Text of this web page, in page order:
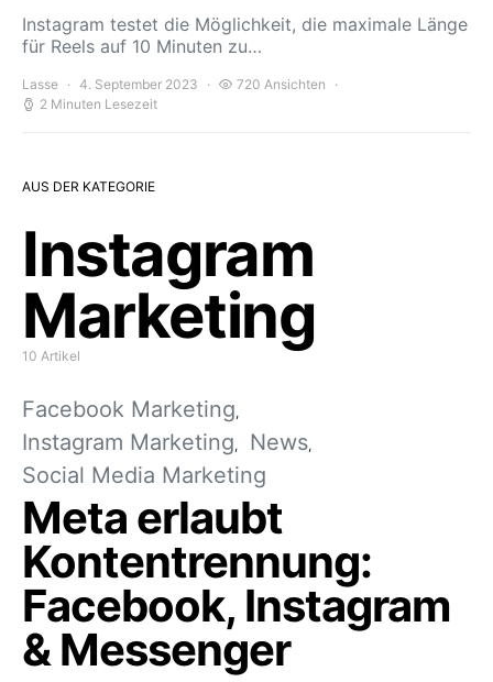
Instagram testet die Möglichkeit, die maximale Länge
für Reels auf 10 Minuten zu…
Lasse 4. September 2023
720 Ansichten
2 Minuten Lesezeit
AUS DER KATEGORIE
Instagram
Marketing
10 Artikel
Facebook Marketing
Instagram Marketing
News
Social Media Marketing
Meta erlaubt
Kontentrennung:
Facebook, Instagram
& Messenger